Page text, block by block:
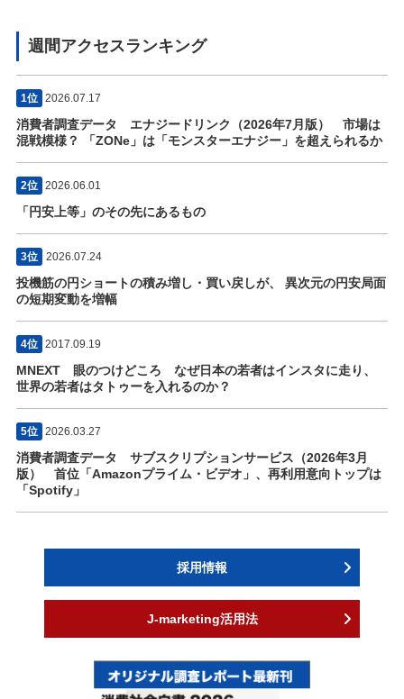
週間アクセスランキング
1位 2026.07.17
消費者調査データ エナジードリンク（2026年7月版） 市場は
混戦模様？ 「ZONe」は「モンスターエナジー」を超えられるか
2位 2026.06.01
「円安上等」のその先にあるもの
3位 2026.07.24
投機筋の円ショートの積み増し・買い戻しが、 異次元の円安局面
の短期変動を増幅
4位 2017.09.19
MNEXT 眼のつけどころ なぜ日本の若者はインスタに走り、
世界の若者はタトゥーを入れるのか？
5位 2026.03.27
消費者調査データ サブスクリプションサービス（2026年3月
版） 首位「Amazonプライム・ビデオ」、再利用意向トップは
「Spotify」
採用情報
J-marketing活用法